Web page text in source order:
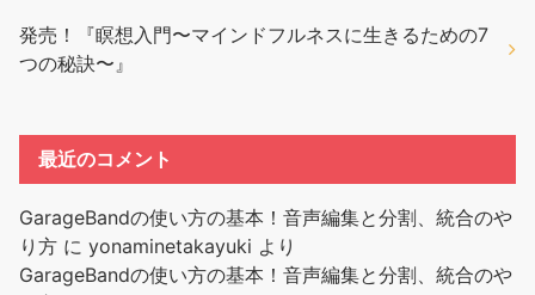
発売！『瞑想入門〜マインドフルネスに生きるための7
つの秘訣〜』
最近のコメント
GarageBandの使い方の基本！音声編集と分割、統合のや
り方 に yonaminetakayuki より
GarageBandの使い方の基本！音声編集と分割、統合のや